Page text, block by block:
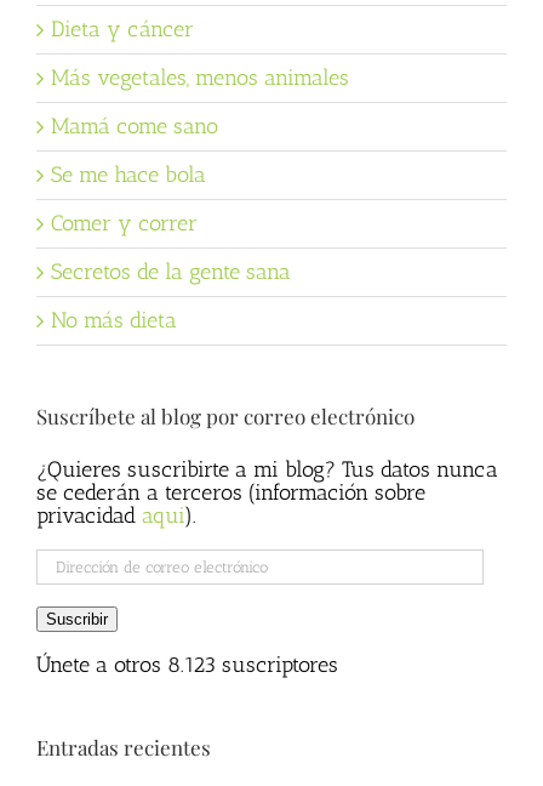
Dieta y cáncer
Más vegetales, menos animales
Mamá come sano
Se me hace bola
Comer y correr
Secretos de la gente sana
No más dieta
Suscríbete al blog por correo electrónico
¿Quieres suscribirte a mi blog? Tus datos nunca
se cederán a terceros (información sobre
privacidad aqui).
Dirección
de
correo
electrónico
Suscribir
Únete a otros 8.123 suscriptores
Entradas recientes